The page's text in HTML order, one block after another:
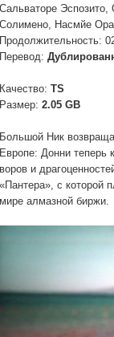
Сальваторе
Солимено, Насмйе
Продолжительность:
Перевод:
Качество: TS
Размер: 2.05 GB
Большой Ник
Европе: Донни теперь
воров и
«Пантера», с которой
мире алмазной биржи.